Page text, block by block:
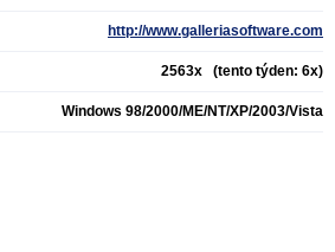
http://www.galleriasoftware.com
2563x (tento týden: 6x)
Windows 98/2000/ME/NT/XP/2003/Vista